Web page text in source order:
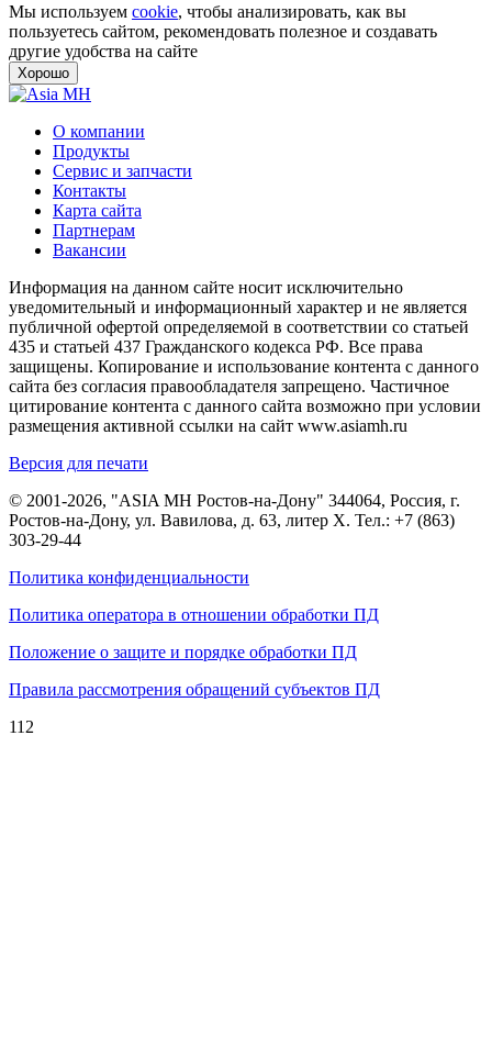
Мы используем cookie, чтобы анализировать, как вы
пользуетесь сайтом, рекомендовать полезное и создавать
другие удобства на сайте
Хорошо
О компании
Продукты
Сервис и запчасти
Контакты
Карта сайта
Партнерам
Вакансии
Информация на данном сайте носит исключительно
уведомительный и информационный характер и не является
публичной офертой определяемой в соответствии со статьей
435 и статьей 437 Гражданского кодекса РФ. Все права
защищены. Копирование и использование контента с данного
сайта без согласия правообладателя запрещено. Частичное
цитирование контента с данного сайта возможно при условии
размещения активной ссылки на сайт www.asiamh.ru
Версия для печати
© 2001-2026, "ASIA MH Ростов-на-Дону" 344064, Россия, г.
Ростов-на-Дону, ул. Вавилова, д. 63, литер Х. Тел.: +7 (863)
303-29-44
Политика конфиденциальности
Политика оператора в отношении обработки ПД
Положение о защите и порядке обработки ПД
Правила рассмотрения обращений субъектов ПД
112